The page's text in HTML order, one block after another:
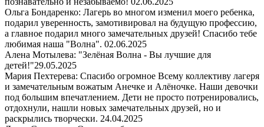
Ольга Бондаренко: Лагерь во многом изменил моего ребенка,
подарил уверенность, замотивировал на будущую профессию,
а главное подарил много замечательных друзей! Спасибо тебе
любимая наша "Волна". 02.06.2025
Алена Мотылева: "Зелёная Волна - Вы лучшие для
детей!"29.05.2025
Мария Пехтерева: Спасибо огромное Всему коллективу лагеря
и замечательным вожатым Анечке и Алёночке. Наши девочки
под большим впечатлением. Дети не просто потренировались,
отдохнули, нашли новых замечательных друзей, но и
раскрылись творчески. 24.04.2025